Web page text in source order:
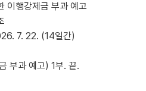
이행강제금 부과 예고
7. 22. (14일간)
부과 예고) 1부. 끝.